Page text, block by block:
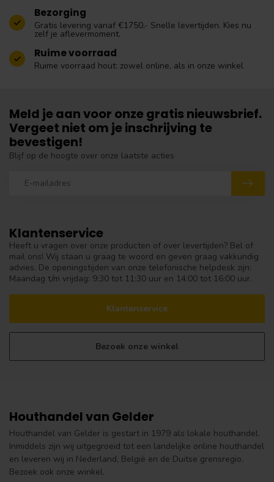
Bezorging
Gratis levering vanaf €1750,- Snelle levertijden. Kies nu
zelf je aflevermoment.
Ruime voorraad
Ruime voorraad hout: zowel online, als in onze winkel
Klantenservice
Heeft u vragen over onze producten of over levertijden? Bel of
mail ons! Wij staan u graag te woord en geven graag vakkundig
advies. De openingstijden van onze telefonische helpdesk zijn:
Maandag t/m vrijdag: 9:30 tot 11:30 uur en 14:00 tot 16:00 uur.
Klantenservice
Bezoek onze winkel
Meld je aan voor onze gratis nieuwsbrief.
Vergeet niet om je inschrijving te
bevestigen!
Blijf op de hoogte over onze laatste acties
Houthandel van Gelder
Houthandel van Gelder is gestart in 1979 als lokale houthandel.
Inmiddels zijn wij uitgegroeid tot een landelijke online houthandel
en leveren wij in Nederland, België en de Duitse grensregio.
Bezoek ook onze winkel.